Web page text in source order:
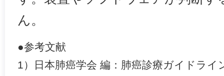
ん。
●参考文献
1）日本肺癌学会 編：肺癌診療ガイドライ